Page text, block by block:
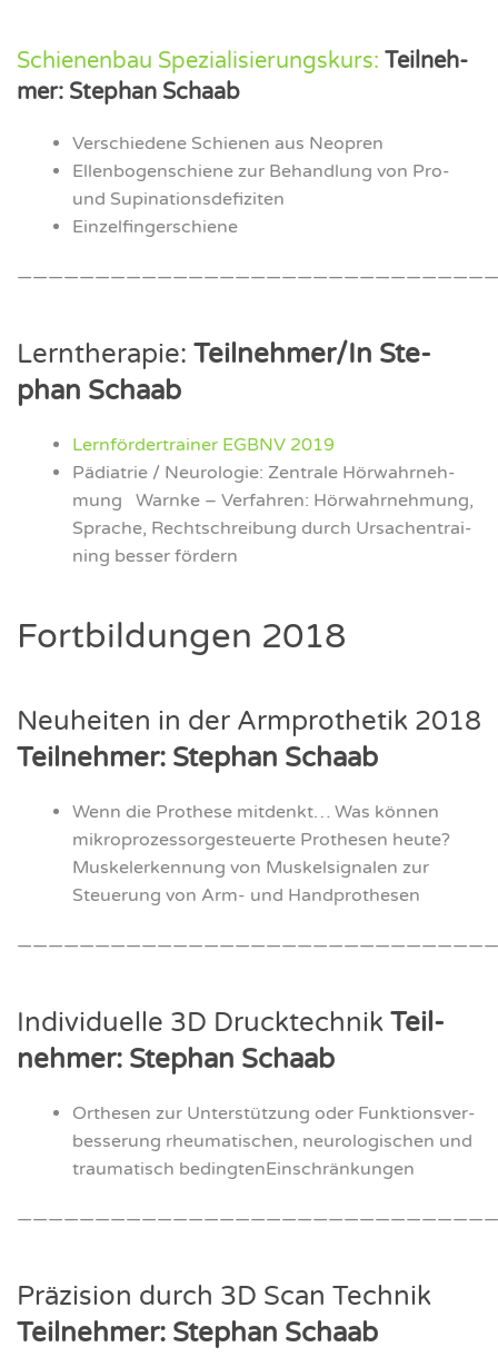
Schie­nen­bau Spe­zia­li­sie­rungs­kurs: Teil­neh­
mer: Ste­phan Schaab
Ver­schie­de­ne Schie­nen aus Neo­pren
Ellen­bo­gen­schie­ne zur Behand­lung von Pro-
und Supi­na­ti­ons­de­fi­zi­ten
Ein­zel­fin­ger­schie­ne
Lern­the­ra­pie: Teilnehmer/In Ste­
phan Schaab
Lern­för­der­trai­ner EGBNV 2019
Päd­ia­trie / Neu­ro­lo­gie: Zen­tra­le Hör­wahr­neh­
mung Warn­ke – Ver­fah­ren: Hör­wahr­neh­mung,
Spra­che, Recht­schrei­bung durch Ursa­chen­trai­
ning bes­ser för­dern
Fort­bil­dun­gen 2018
Neu­hei­ten in der Arm­pro­the­tik 2018
Teil­neh­mer: Ste­phan Schaab
Wenn die Pro­the­se mit­denkt… Was kön­nen
mikro­pro­zes­sor­ge­steu­er­te Pro­the­sen heu­te?
Mus­kel­er­ken­nung von Mus­kel­si­gna­len zur
Steue­rung von Arm- und Hand­pro­the­sen
Indi­vi­du­el­le 3D Druck­tech­nik Teil­
neh­mer: Ste­phan Schaab
Orthe­sen zur Unter­stüt­zung oder Funk­ti­ons­ver­
bes­se­rung rheu­ma­ti­schen, neu­ro­lo­gi­schen und
trau­ma­tisch beding­ten­Ein­schrän­kun­gen
Prä­zi­si­on durch 3D Scan Tech­nik
Teil­neh­mer: Ste­phan Schaab